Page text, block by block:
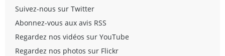
Suivez-nous sur Twitter
Abonnez-vous aux avis RSS
Regardez nos vidéos sur YouTube
Regardez nos photos sur Flickr